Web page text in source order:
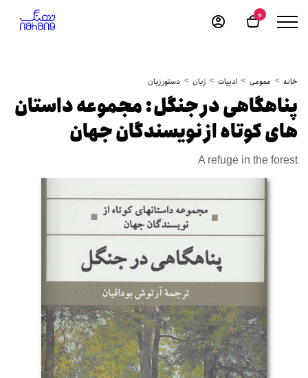
0
خانه عمومی ادبیات زبان دستور زبان
پناهگاهی در جنگل: مجموعه داستان
های کوتاه از نویسندگان جهان
A refuge in the forest